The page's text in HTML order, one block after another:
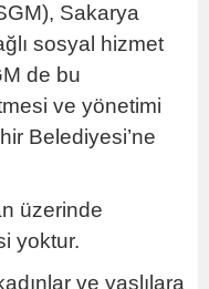
Sakarya
sosyal hizmet
de bu
ve yönetimi
Belediyesi’ne
üzerinde
yoktur.
ve yaşlılara